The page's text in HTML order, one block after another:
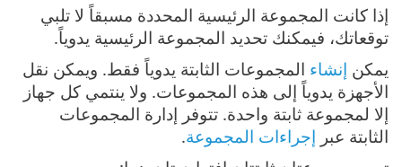
إذا كانت المجموعة الرئيسية المحددة مسبقاً لا تلبي
توقعاتك، فيمكنك تحديد المجموعة الرئيسية يدوياً.
يمكن إنشاء المجموعات الثابتة يدوياً فقط. ويمكن نقل
الأجهزة يدوياً إلى هذه المجموعات. ولا ينتمي كل جهاز
إلا لمجموعة ثابتة واحدة. تتوفر إدارة المجموعات
الثابتة عبر إجراءات المجموعة.